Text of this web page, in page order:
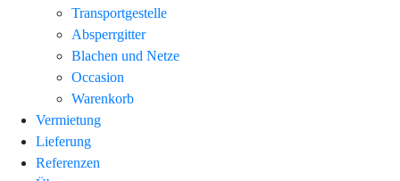
Transportgestelle
Absperrgitter
Blachen und Netze
Occasion
Warenkorb
Vermietung
Lieferung
Referenzen